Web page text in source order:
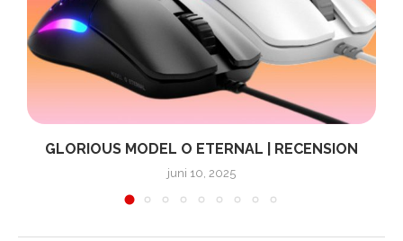
GLORIOUS MODEL O ETERNAL | RECENSION
juni 10, 2025